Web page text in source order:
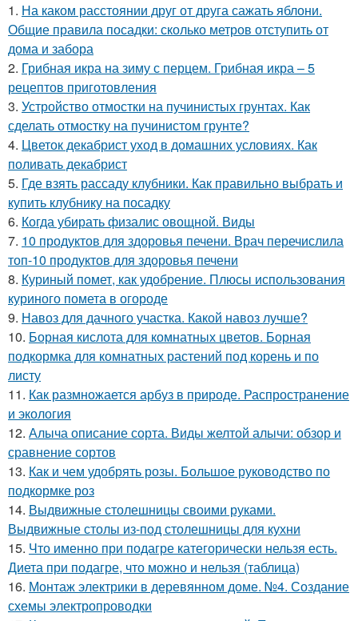
1. На каком расстоянии друг от друга сажать яблони.
Общие правила посадки: сколько метров отступить от
дома и забора
2. Грибная икра на зиму с перцем. Грибная икра – 5
рецептов приготовления
3. Устройство отмостки на пучинистых грунтах. Как
сделать отмостку на пучинистом грунте?
4. Цветок декабрист уход в домашних условиях. Как
поливать декабрист
5. Где взять рассаду клубники. Как правильно выбрать и
купить клубнику на посадку
6. Когда убирать физалис овощной. Виды
7. 10 продуктов для здоровья печени. Врач перечислила
топ-10 продуктов для здоровья печени
8. Куриный помет, как удобрение. Плюсы использования
куриного помета в огороде
9. Навоз для дачного участка. Какой навоз лучше?
10. Борная кислота для комнатных цветов. Борная
подкормка для комнатных растений под корень и по
листу
11. Как размножается арбуз в природе. Распространение
и экология
12. Алыча описание сорта. Виды желтой алычи: обзор и
сравнение сортов
13. Как и чем удобрять розы. Большое руководство по
подкормке роз
14. Выдвижные столешницы своими руками.
Выдвижные столы из-под столешницы для кухни
15. Что именно при подагре категорически нельзя есть.
Диета при подагре, что можно и нельзя (таблица)
16. Монтаж электрики в деревянном доме. №4. Создание
схемы электропроводки